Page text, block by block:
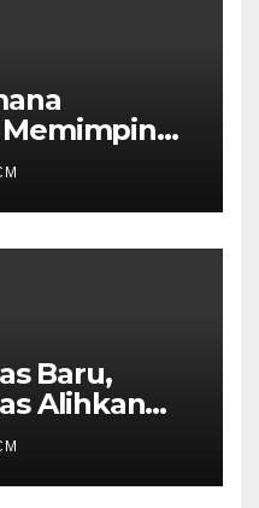
Baru,
Alihkan
Miliar untuk